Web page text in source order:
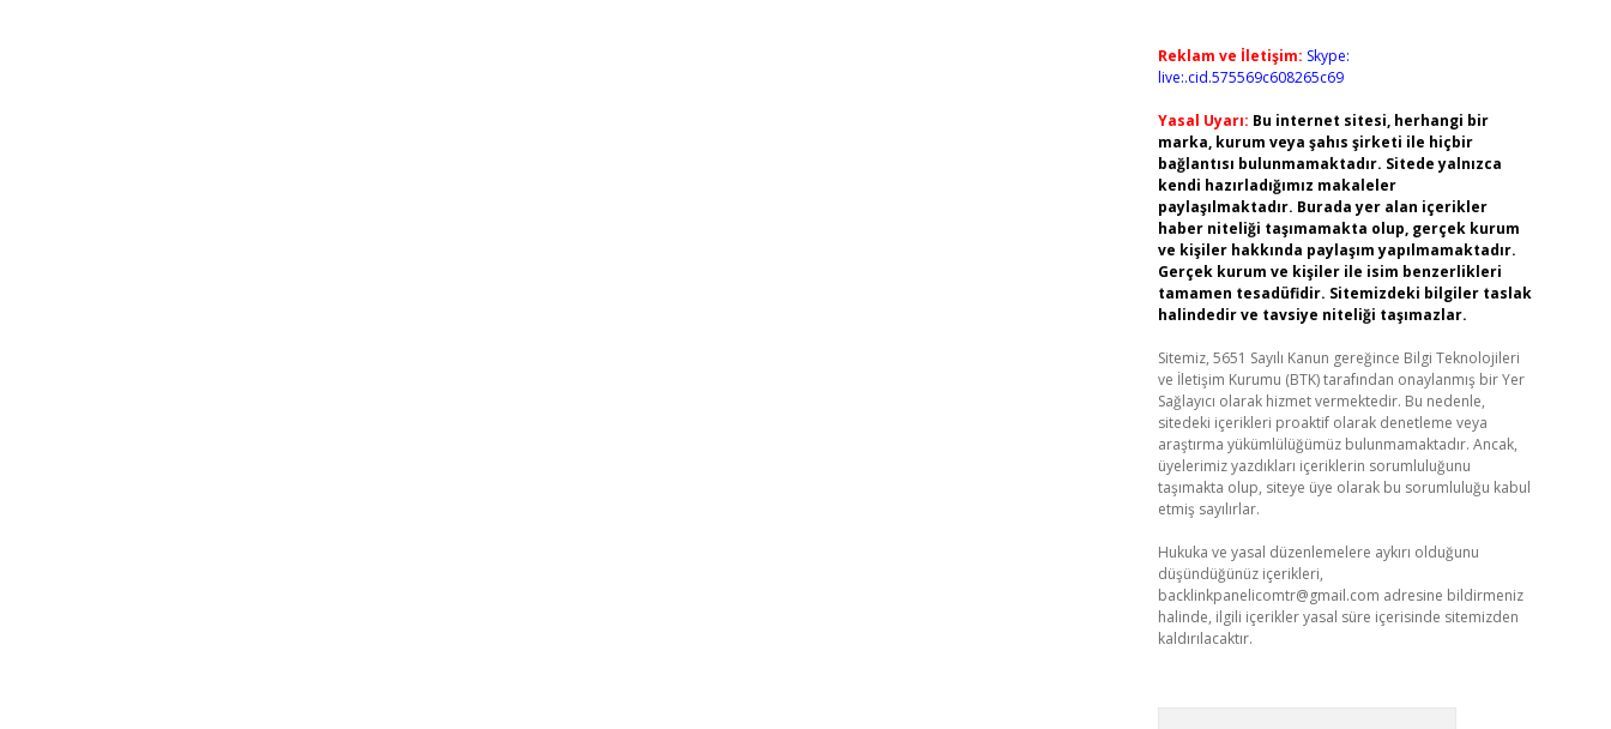
Reklam ve İletişim: Skype:
live:.cid.575569c608265c69
Yasal Uyarı: Bu internet sitesi, herhangi bir
marka, kurum veya şahıs şirketi ile hiçbir
bağlantısı bulunmamaktadır. Sitede yalnızca
kendi hazırladığımız makaleler
paylaşılmaktadır. Burada yer alan içerikler
haber niteliği taşımamakta olup, gerçek kurum
ve kişiler hakkında paylaşım yapılmamaktadır.
Gerçek kurum ve kişiler ile isim benzerlikleri
tamamen tesadüfidir. Sitemizdeki bilgiler taslak
halindedir ve tavsiye niteliği taşımazlar.
Sitemiz, 5651 Sayılı Kanun gereğince Bilgi Teknolojileri
ve İletişim Kurumu (BTK) tarafından onaylanmış bir Yer
Sağlayıcı olarak hizmet vermektedir. Bu nedenle,
sitedeki içerikleri proaktif olarak denetleme veya
araştırma yükümlülüğümüz bulunmamaktadır. Ancak,
üyelerimiz yazdıkları içeriklerin sorumluluğunu
taşımakta olup, siteye üye olarak bu sorumluluğu kabul
etmiş sayılırlar.
Hukuka ve yasal düzenlemelere aykırı olduğunu
düşündüğünüz içerikleri,
backlinkpanelicomtr@gmail.com adresine bildirmeniz
halinde, ilgili içerikler yasal süre içerisinde sitemizden
kaldırılacaktır.